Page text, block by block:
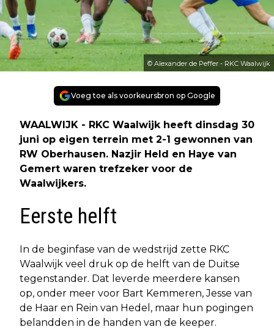
© Alexander de Peffer - RKC Waalwijk
Voeg toe als voorkeursbron op Google
WAALWIJK - RKC Waalwijk heeft dinsdag 30
juni op eigen terrein met 2-1 gewonnen van
RW Oberhausen. Nazjir Held en Haye van
Gemert waren trefzeker voor de
Waalwijkers.
Eerste helft
In de beginfase van de wedstrijd zette RKC
Waalwijk veel druk op de helft van de Duitse
tegenstander. Dat leverde meerdere kansen
op, onder meer voor Bart Kemmeren, Jesse van
de Haar en Rein van Hedel, maar hun pogingen
belandden in de handen van de keeper.